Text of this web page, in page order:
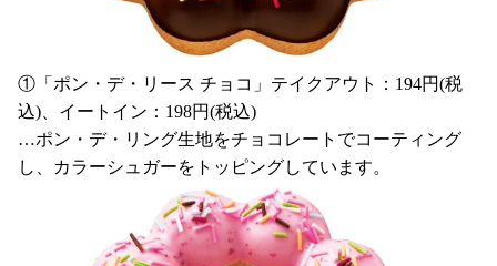
①「ポン・デ・リース チョコ」テイクアウト：194円(税
込)、イートイン：198円(税込)
…ポン・デ・リング生地をチョコレートでコーティング
し、カラーシュガーをトッピングしています。